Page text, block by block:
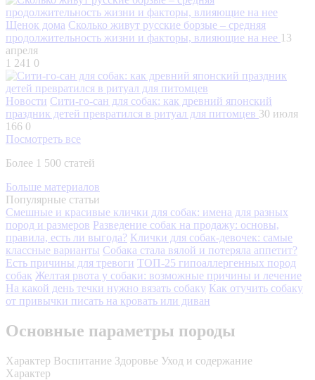
Щенок дома Сколько живут русские борзые – средняя
продолжительность жизни и факторы, влияющие на нее 13
апреля
1 241 0
Новости Сити-го-сан для собак: как древний японский
праздник детей превратился в ритуал для питомцев 30 июля
166 0
Посмотреть все
Более 1 500 статей
Больше материалов
Популярные статьи
Смешные и красивые клички для собак: имена для разных
пород и размеров Разведение собак на продажу: основы,
правила, есть ли выгода? Клички для собак-девочек: самые
классные варианты Собака стала вялой и потеряла аппетит?
Есть причины для тревоги ТОП-25 гипоаллергенных пород
собак Желтая рвота у собаки: возможные причины и лечение
На какой день течки нужно вязать собаку Как отучить собаку
от привычки писать на кровать или диван
Основные параметры породы
Характер Воспитание Здоровье Уход и содержание
Характер